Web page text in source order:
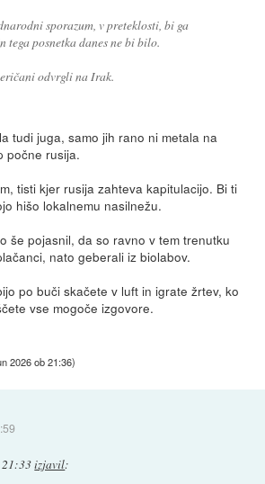
sporazum, v preteklosti, bi ga
tega posnetka danes ne bi bilo.
odvrgli na Irak.
tudi juga, samo jih rano ni metala na
počne rusija.
tisti kjer rusija zahteva kapitulacijo. Bi ti
hišo lokalnemu nasilnežu.
še pojasnil, da so ravno v tem trenutku
nato geberali iz biolabov.
po buči skačete v luft in igrate žrtev, ko
vse mogoče izgovore.
2026 ob 21:36)
21:33izjavil: